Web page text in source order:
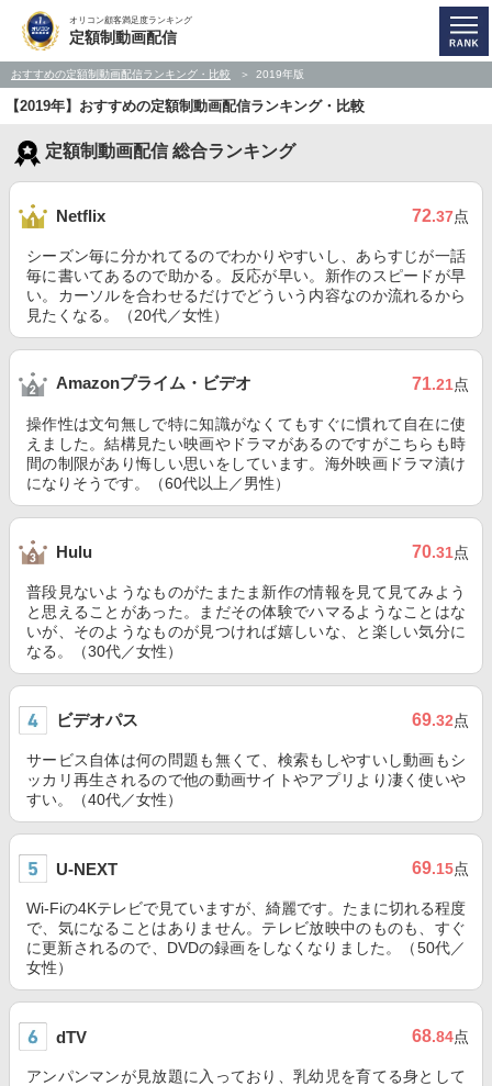
オリコン顧客満足度ランキング
定額制動画配信
おすすめの定額制動画配信ランキング・比較 2019年版
【2019年】おすすめの定額制動画配信ランキング・比較
定額制動画配信 総合ランキング
Netflix 72.37点
シーズン毎に分かれてるのでわかりやすいし、あらすじが一話
毎に書いてあるので助かる。反応が早い。新作のスピードが早
い。カーソルを合わせるだけでどういう内容なのか流れるから
見たくなる。（20代／女性）
Amazonプライム・ビデオ 71.21点
操作性は文句無しで特に知識がなくてもすぐに慣れて自在に使
えました。結構見たい映画やドラマがあるのですがこちらも時
間の制限があり悔しい思いをしています。海外映画ドラマ漬け
になりそうです。（60代以上／男性）
Hulu 70.31点
普段見ないようなものがたまたま新作の情報を見て見てみよう
と思えることがあった。まだその体験でハマるようなことはな
いが、そのようなものが見つければ嬉しいな、と楽しい気分に
なる。（30代／女性）
ビデオパス 69.32点
サービス自体は何の問題も無くて、検索もしやすいし動画もシ
ッカリ再生されるので他の動画サイトやアプリより凄く使いや
すい。（40代／女性）
U-NEXT 69.15点
Wi-Fiの4Kテレビで見ていますが、綺麗です。たまに切れる程度
で、気になることはありません。テレビ放映中のものも、すぐ
に更新されるので、DVDの録画をしなくなりました。（50代／
女性）
dTV 68.84点
アンパンマンが見放題に入っており、乳幼児を育てる身として